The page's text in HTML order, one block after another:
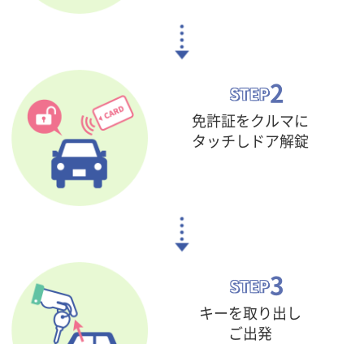
STEP2
免許証をクルマに
タッチし ドア解錠
STEP3
キーを取り出し
ご出発